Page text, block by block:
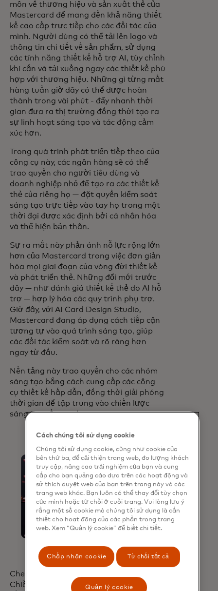
môn về thương hiệu và sản xuất thẻ của
Mastercard để mang đến khả năng thiết
kế cao cấp trực tiếp cho các đối tác của
mình. Người dùng có thể tải lên logo và
thông tin chi tiết về sản phẩm, sử dụng
các tính năng thiết kế hỗ trợ AI, tùy chỉnh
khi cần và tải xuống ngay các thiết kế phù
hợp với thương hiệu. Những gì từng mất
hàng tuần giờ đây có thể được hoàn
thành trong vài phút - đẩy nhanh thời
gian đưa ra thị trường đồng thời tạo ra
sự linh hoạt sáng tạo và tác động cảm
xúc hơn.
Trong quá trình phát triển tiếp theo của
công cụ này, các ngân hàng sẽ có thể
trao quyền cho người tiêu dùng và
doanh nghiệp nhỏ để tạo ra các thiết kế
thẻ của riêng họ — đặt quyền kiểm soát
sáng tạo trực tiếp vào tay họ trong một
thời đại được xác định bởi cá nhân hóa
và thể hiện bản thân.
Sự ra mắt này phản ánh nỗ lực rộng lớn
hơn của Mastercard trong việc đơn giản
hóa mọi giai đoạn của vòng đời thiết kế
và phát triển thẻ. Những đổi mới trước
đây — như đánh giá thiết kế thẻ do AI hỗ
trợ — hợp lý hóa các quy trình phụ trợ.
Giờ đây, với AI Card Design Studio,
Mastercard đang áp dụng cách tiếp cận
tương tự vào quá trình sáng tạo, giúp
các đối tác kiểm soát và rõ ràng hơn
ngay từ đầu.
Nền tảng này trao quyền cho các nhóm
sáng tạo bằng cách cung cấp các công
cụ thiết kế hấp dẫn, đồng thời giải phóng
thời gian để tập trung vào chiến lược
sáng tạo cấp cao hơn.
Cheryl Guerin, phó chủ tịch điều hành
Chiến lược và Đổi mới Thương hiệu Toàn
Cách chúng tôi sử dụng cookie
Chúng tôi sử dụng cookie, cũng như cookie của
bên thứ ba, để cải thiện trang web, đo lượng khách
truy cập, nâng cao trải nghiệm của bạn và cung
cấp cho bạn quảng cáo dựa trên các hoạt động và
sở thích duyệt web của bạn trên trang này và các
trang web khác. Bạn luôn có thể thay đổi tùy chọn
của mình hoặc từ chối ở cuối trang. Vui lòng lưu ý
rằng một số cookie mà chúng tôi sử dụng là cần
thiết cho hoạt động của các phần trong trang
web. Xem “Quản lý cookie” để biết chi tiết.
Chấp nhận cookie Từ chối tất cả
Quản lý cookie